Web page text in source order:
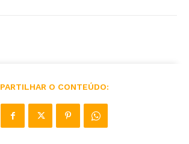
PARTILHAR O CONTEÚDO: